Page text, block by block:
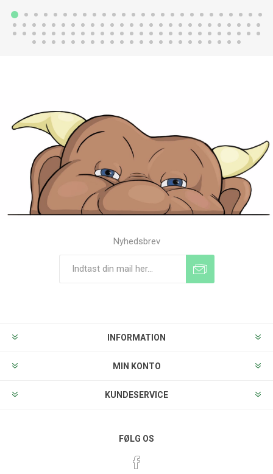
Nyhedsbrev
INFORMATION
MIN KONTO
KUNDESERVICE
FØLG OS